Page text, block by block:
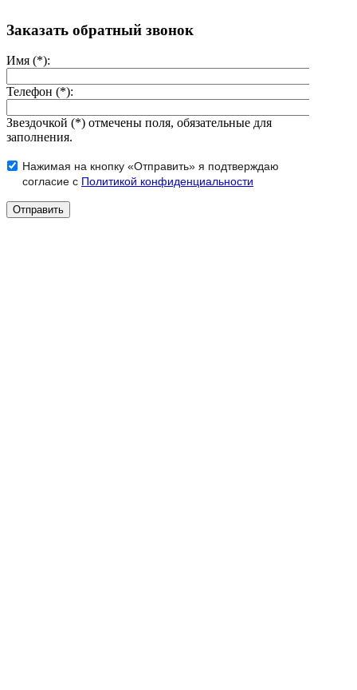
Заказать обратный звонок
Имя (*):
Телефон (*):
Звездочкой (*) отмечены поля, обязательные для
заполнения.
Нажимая на кнопку «Отправить» я подтверждаю
согласие с Политикой конфиденциальности